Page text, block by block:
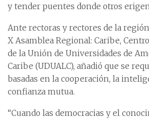
y tender puentes donde otros
Ante rectoras y rectores de la
X Asamblea Regional: Caribe,
de la Unión de Universidades de
Caribe (UDUALC), añadió que se
basadas en la cooperación, la
confianza mutua.
“Cuando las democracias y el